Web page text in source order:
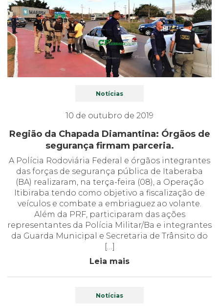
Notícias
10 de outubro de 2019
Região da Chapada Diamantina: Órgãos de
segurança firmam parceria.
A Polícia Rodoviária Federal e órgãos integrantes
das forças de segurança pública de Itaberaba
(BA) realizaram, na terça-feira (08), a Operação
Itibiraba tendo como objetivo a fiscalização de
veículos e combate a embriaguez ao volante.
Além da PRF, participaram das ações
representantes da Polícia Militar/Ba e integrantes
da Guarda Municipal e Secretaria de Trânsito do
[…]
Leia mais
Notícias